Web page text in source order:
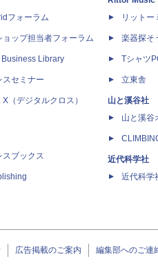
フォーラム
ョップ担当者フォーラム
Business Library
スセミナー
X（デジタルクロス）
スブックス
リットー
楽器探そ
Tシャツ
立東舎
山と溪谷社
山と溪谷
近代科学社
近代科学
広告掲載のご案内 編集部へのご連